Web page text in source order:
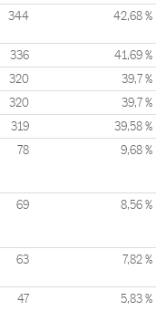
344 42,68 %
336 41,69 %
320 39,7 %
320 39,7 %
319 39,58 %
78 9,68 %
69 8,56 %
63 7,82 %
47 5,83 %